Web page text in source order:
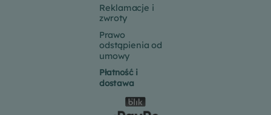
Reklamacje i
zwroty
Prawo
odstąpienia od
umowy
Płatność i
dostawa